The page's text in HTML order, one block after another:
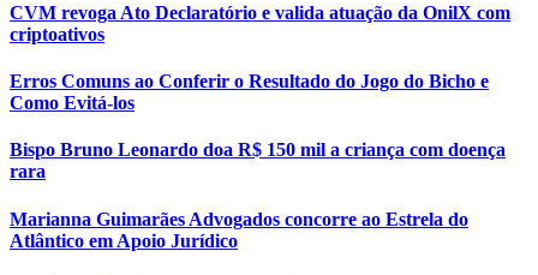
CVM revoga Ato Declaratório e valida atuação da OnilX com
criptoativos
Erros Comuns ao Conferir o Resultado do Jogo do Bicho e
Como Evitá-los
Bispo Bruno Leonardo doa R$ 150 mil a criança com doença
rara
Marianna Guimarães Advogados concorre ao Estrela do
Atlântico em Apoio Jurídico